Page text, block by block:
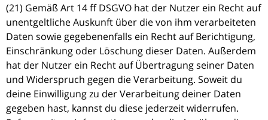
(21) Gemäß Art 14 ff DSGVO hat der Nutzer ein Recht auf
unentgeltliche Auskunft über die von ihm verarbeiteten
Daten sowie gegebenenfalls ein Recht auf Berichtigung,
Einschränkung oder Löschung dieser Daten. Außerdem
hat der Nutzer ein Recht auf Übertragung seiner Daten
und Widerspruch gegen die Verarbeitung. Soweit du
deine Einwilligung zu der Verarbeitung deiner Daten
gegeben hast, kannst du diese jederzeit widerrufen.